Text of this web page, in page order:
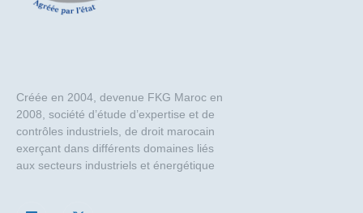
Créée en 2004, devenue FKG Maroc en
2008, société d’étude d’expertise et de
contrôles industriels, de droit marocain
exerçant dans différents domaines liés
aux secteurs industriels et énergétique